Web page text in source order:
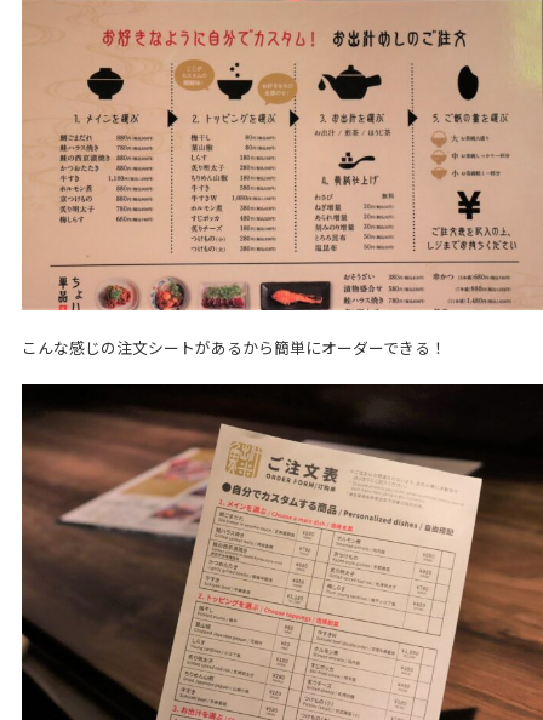
こんな感じの注文シートがあるから簡単にオーダーできる！